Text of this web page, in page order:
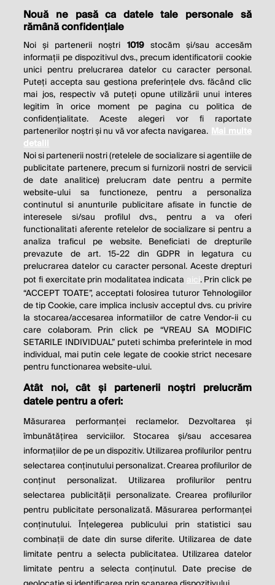
THE SOCIAL RESPONSIBILITY OF
BUSINESS IS TO INCREASE ITS
PROFITS.
Milton Friedman
© 2026 Profit.ro. Toate drepturile rezervate.
Dezvoltat de1616.ro
Contact Publicitate Despre noi
Politica de cookie Politica de
confidențialitate
Nouă ne pasă ca datele tale personale să
rămână confidențiale
Noi și partenerii noștri 1019stocăm și/sau accesăm
informații pe dispozitivul dvs., precum identificatorii cookie
unici pentru prelucrarea datelor cu caracter personal.
Puteți accepta sau gestiona preferințele dvs. făcând clic
mai jos, respectiv vă puteți opune utilizării unui interes
legitim în orice moment pe pagina cu politica de
confidențialitate. Aceste alegeri vor fi raportate
partenerilor noștri și nu vă vor afecta navigarea. Mai multe
detalii
Noi si partenerii nostri (retelele de socializare si agentiile de
publicitate partenere, precum si furnizorii nostri de servicii
de date analitice) prelucram date pentru a permite
website-ului sa functioneze, pentru a personaliza
continutul si anunturile publicitare afisate in functie de
interesele si/sau profilul dvs., pentru a va oferi
functionalitati aferente retelelor de socializare si pentru a
analiza traficul pe website. Beneficiati de drepturile
prevazute de art. 15-22 din GDPR in legatura cu
prelucrarea datelor cu caracter personal. Aceste drepturi
pot fi exercitate prin modalitatea indicata aici. Prin click pe
“ACCEPT TOATE”, acceptati folosirea tuturor Tehnologiilor
de tip Cookie, care implica inclusiv acceptul dvs. cu privire
la stocarea/accesarea informatiilor de catre Vendor-ii cu
care colaboram. Prin click pe “VREAU SA MODIFIC
SETARILE INDIVIDUAL” puteti schimba preferintele in mod
individual, mai putin cele legate de cookie strict necesare
pentru functionarea website-ului.
Atât noi, cât și partenerii noștri prelucrăm
datele pentru a oferi:
Măsurarea performanței reclamelor. Dezvoltarea și
îmbunătățirea serviciilor. Stocarea și/sau accesarea
informațiilor de pe un dispozitiv. Utilizarea profilurilor pentru
selectarea conținutului personalizat. Crearea profilurilor de
conținut personalizat. Utilizarea profilurilor pentru
selectarea publicității personalizate. Crearea profilurilor
pentru publicitate personalizată. Măsurarea performanței
conținutului. Înțelegerea publicului prin statistici sau
combinații de date din surse diferite. Utilizarea de date
limitate pentru a selecta publicitatea. Utilizarea datelor
limitate pentru a selecta conținutul. Date precise de